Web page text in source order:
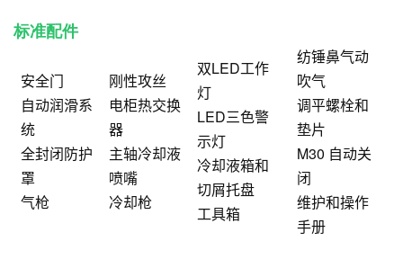
标准配件
安全门
自动润滑系
统
全封闭防护
罩
气枪
刚性攻丝
电柜热交换
器
主轴冷却液
喷嘴
冷却枪
双LED工作
灯
LED三色警
示灯
冷却液箱和
切屑托盘
工具箱
纺锤鼻气动
吹气
调平螺栓和
垫片
M30 自动关
闭
维护和操作
手册